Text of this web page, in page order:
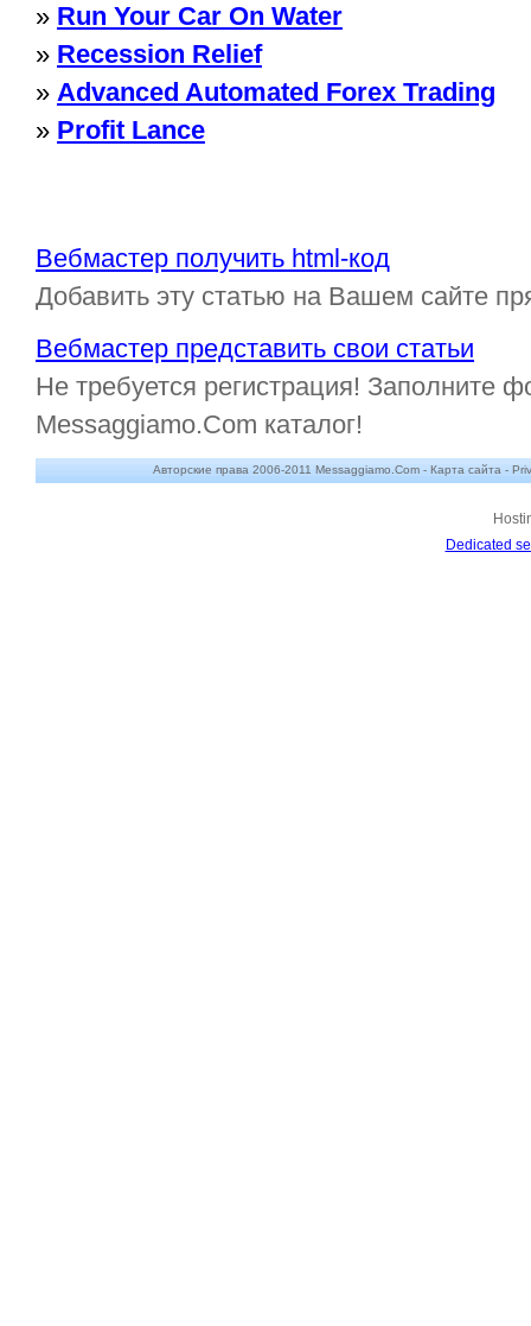
» Run Your Car On Water
» Recession Relief
» Advanced Automated Forex Trading
» Profit Lance
Вебмастер получить html-код
Добавить эту статью на Вашем сайте
Вебмастер представить свои статьи
Не требуется регистрация! Заполните
Messaggiamo.Com каталог!
Авторские права 2006-2011 Messaggiamo.Com - Карта сайта -
Dedicated